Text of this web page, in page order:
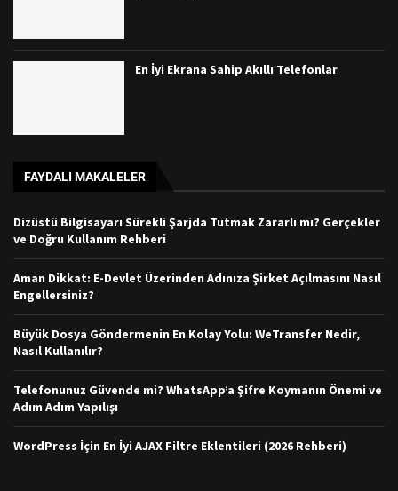
En İyi Ekrana Sahip Akıllı Telefonlar
FAYDALI MAKALELER
Dizüstü Bilgisayarı Sürekli Şarjda Tutmak Zararlı mı? Gerçekler
ve Doğru Kullanım Rehberi
Aman Dikkat: E-Devlet Üzerinden Adınıza Şirket Açılmasını Nasıl
Engellersiniz?
Büyük Dosya Göndermenin En Kolay Yolu: WeTransfer Nedir,
Nasıl Kullanılır?
Telefonunuz Güvende mi? WhatsApp’a Şifre Koymanın Önemi ve
Adım Adım Yapılışı
WordPress İçin En İyi AJAX Filtre Eklentileri (2026 Rehberi)